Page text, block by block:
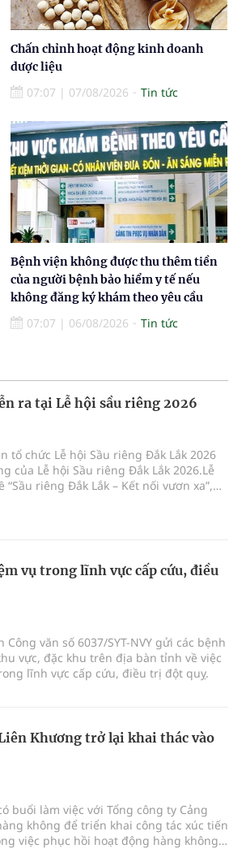
Chấn chỉnh hoạt động kinh doanh
dược liệu
07:07 | 07/08/2026 Tin tức
Bệnh viện không được thu thêm tiền
của người bệnh bảo hiểm y tế nếu
không đăng ký khám theo yêu cầu
07:07 | 06/08/2026 Tin tức
ra tại Lễ hội sầu riêng 2026
tổ chức Lễ hội Sầu riêng Đắk Lắk 2026
của Lễ hội Sầu riêng Đắk Lắk 2026.Lễ
riêng Đắk Lắk – Kết nối vươn xa”,
vụ trong lĩnh vực cấp cứu, điều
văn số 6037/SYT-NVY gửi các bệnh
vực, đặc khu trên địa bàn tỉnh về việc
lĩnh vực cấp cứu, điều trị đột quỵ.
Khương trở lại khai thác vào
buổi làm việc với Tổng công ty Cảng
không để triển khai công tác xúc tiến
việc phục hồi hoạt động hàng không,